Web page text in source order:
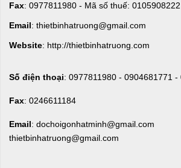
Fax: 0977811980 - Mã số thuế: 0105908222
Email: thietbinhatruong@gmail.com
Website: http://thietbinhatruong.com
Số điện thoại: 0977811980 - 0904681771 -
Fax: 0246611184
Email: dochoigonhatminh@gmail.com
thietbinhatruong@gmail.com